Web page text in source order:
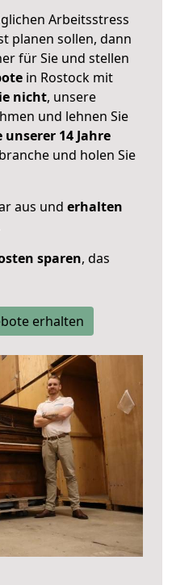
Arbeitsstress
planen sollen, dann
für Sie und stellen
in Rostock mit
nicht, unsere
und lehnen Sie
14 Jahre
und holen Sie
aus und erhalten
sparen, das
erhalten